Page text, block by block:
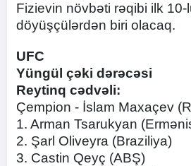
Fizievin növbəti rəqibi ilk
döyüşçülərdən biri olacaq.
UFC
Yüngül çəki dərəcəsi
Reytinq cədvəli:
Çempion - İslam Maxaçev
1. Arman Tsarukyan
2. Şarl Oliveyra (Braziliya)
3. Castin Qeyç (ABŞ)